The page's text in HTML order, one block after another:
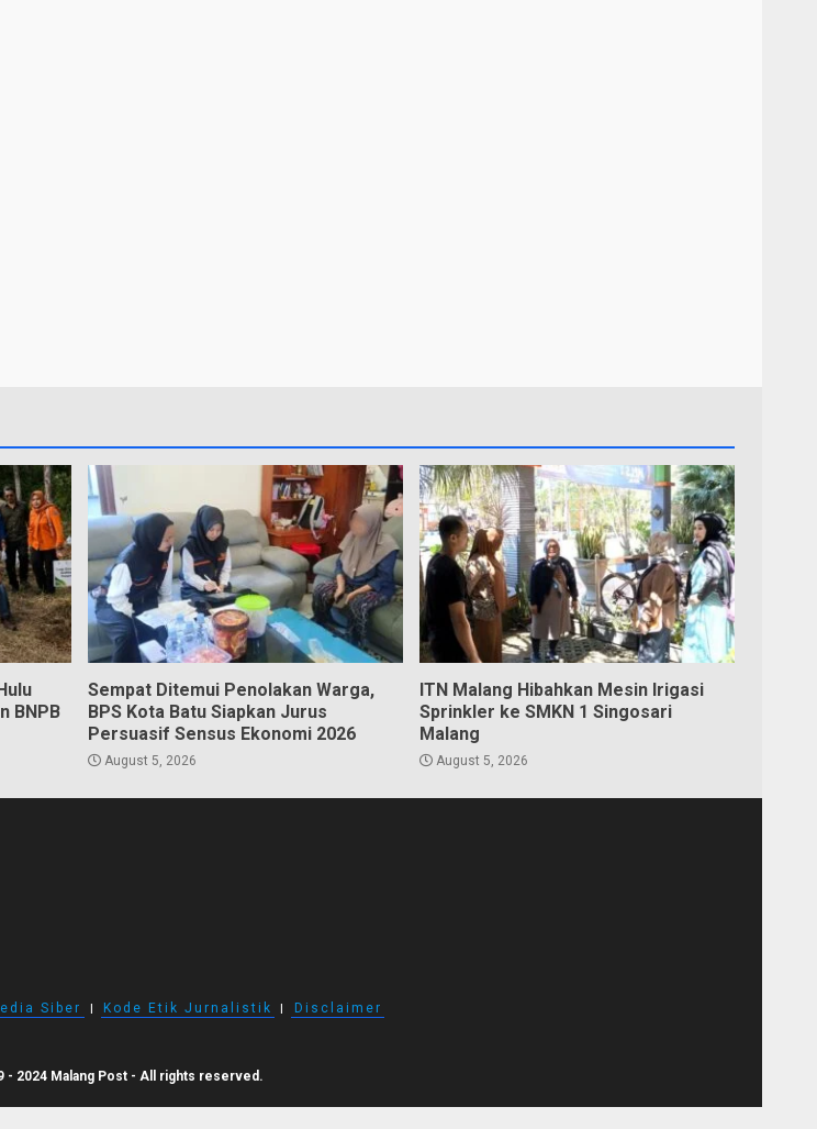
BNPB
Sempat Ditemui Penolakan Warga,
BPS Kota Batu Siapkan Jurus
Persuasif Sensus Ekonomi 2026
August 5, 2026
ITN Malang Hibahkan Mesin Irigasi
Sprinkler ke SMKN 1 Singosari
Malang
August 5, 2026
Siber I Kode Etik Jurnalistik I Disclaimer
- 2024 Malang Post - All rights reserved.